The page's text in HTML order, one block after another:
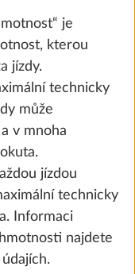
2
Další
je
kterou
jízdy.
technicky
může
v mnoha
jízdou
technicky
Informaci
najdete